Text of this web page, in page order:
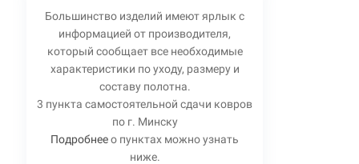
Большинство изделий имеют ярлык с
информацией от производителя,
который сообщает все необходимые
характеристики по уходу, размеру и
составу полотна.
3 пункта самостоятельной сдачи ковров
по г. Минску
Подробнеео пунктах можно узнать
ниже.